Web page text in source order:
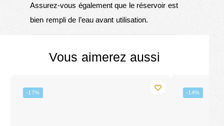
Assurez-vous également que le réservoir est
bien rempli de l’eau avant utilisation.
Vous aimerez aussi
-17% -14%